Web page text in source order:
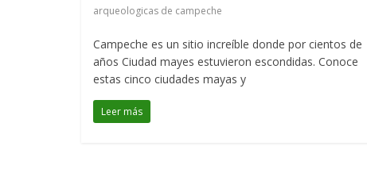
arqueologicas de campeche
Campeche es un sitio increíble donde por cientos de
años Ciudad mayes estuvieron escondidas. Conoce
estas cinco ciudades mayas y
Leer más